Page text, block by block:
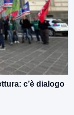
c’è dialogo